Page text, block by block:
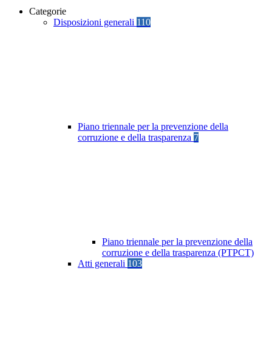
Categorie
Disposizioni generali 110
Piano triennale per la prevenzione della
corruzione e della trasparenza 7
Piano triennale per la prevenzione della
corruzione e della trasparenza (PTPCT)
Atti generali 103